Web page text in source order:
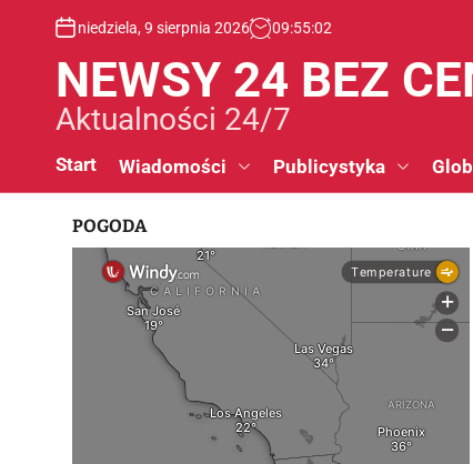
niedziela, 9 sierpnia 2026 09:55:03
NEWSY 24 BEZ
Aktualności 24/7
Start Wiadomości Publicystyka
POGODA